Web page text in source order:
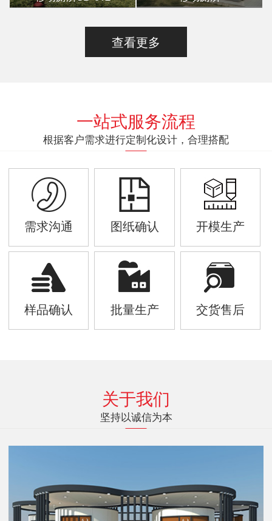
查看更多
一站式服务流程
根据客户需求进行定制化设计，合理搭配
需求沟通 图纸确认 开模生产
样品确认 批量生产 交货售后
关于我们
坚持以诚信为本